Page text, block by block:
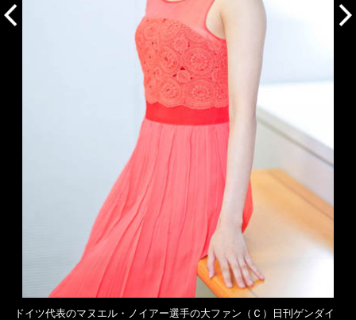
ドイツ代表のマヌエル・ノイアー選手の大ファン（Ｃ）日刊ゲンダイ